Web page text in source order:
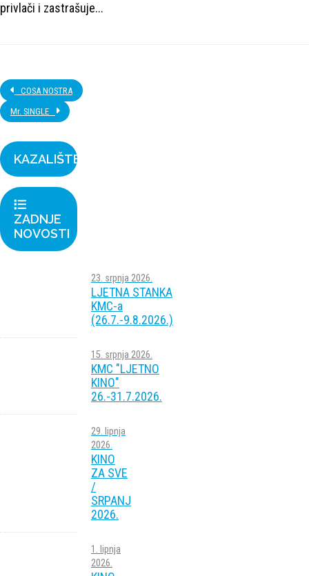
privlači i zastrašuje...
COSA NOSTRA
Mr. SINGLE
KAZALIŠTE
ZADNJE
NOVOSTI
23. srpnja 2026.
LJETNA STANKA
KMC-a
(26.7.-9.8.2026.)
15. srpnja 2026.
KMC "LJETNO
KINO"
26.-31.7.2026.
29. lipnja
2026.
KINO
ZA SVE
/
SRPANJ
2026.
1. lipnja
2026.